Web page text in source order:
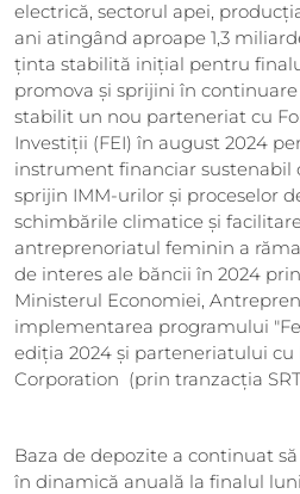
electrică, sectorul apei,
ani atingând aproape 1,3
ținta stabilită inițial pentru
promova și sprijini în
stabilit un nou parteneriat cu
Investiții (FEI) în august 2024
instrument financiar sustenabil
sprijin IMM-urilor și proceselor
schimbările climatice și
antreprenoriatul feminin a
de interes ale băncii în 2024
Ministerul Economiei,
implementarea programului
ediția 2024 și parteneriatului
Corporation (prin tranzacția
Baza de depozite a continuat să
în dinamică anuală la finalul